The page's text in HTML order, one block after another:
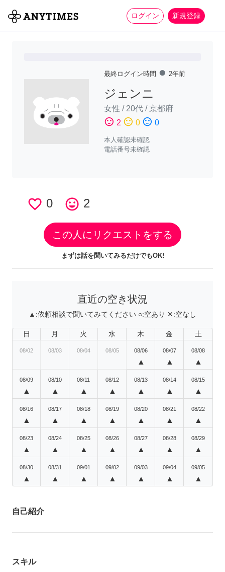
ログイン 新規登録
全て 家事 more_horiz
最終ログイン時間 fiber_manual_record 2年前
ジェンニ
女性 / 20代 /京都府
sentiment_satisfied 2 sentiment_neutral 0 sentiment_dissatisfied 0
本人確認未確認
電話番号未確認
favorite_border 0 tag_faces 2
この人にリクエストをする
まずは話を聞いてみるだけでもOK!
直近の空き状況
▲:依頼相談で聞いてみてください ○:空あり ✕:空なし
日 月 火 水 木 金 土
08/02 08/03 08/04 08/05 08/06
▲
08/07
▲
08/08
▲
08/09
▲
08/10
▲
08/11
▲
08/12
▲
08/13
▲
08/14
▲
08/15
▲
08/16
▲
08/17
▲
08/18
▲
08/19
▲
08/20
▲
08/21
▲
08/22
▲
08/23
▲
08/24
▲
08/25
▲
08/26
▲
08/27
▲
08/28
▲
08/29
▲
08/30
▲
08/31
▲
09/01
▲
09/02
▲
09/03
▲
09/04
▲
09/05
▲
自己紹介
スキル